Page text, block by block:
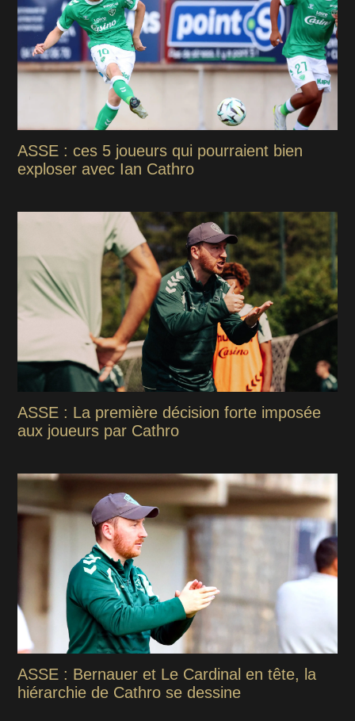
ASSE : ces 5 joueurs qui pourraient bien
exploser avec Ian Cathro
ASSE : La première décision forte imposée
aux joueurs par Cathro
ASSE : Bernauer et Le Cardinal en tête, la
hiérarchie de Cathro se dessine